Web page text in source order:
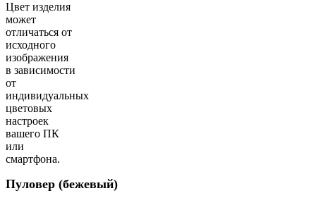
Цвет изделия
может
отличаться от
исходного
изображения
в зависимости
от
индивидуальных
цветовых
настроек
вашего ПК
или
смартфона.
Пуловер (бежевый)